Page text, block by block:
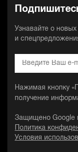
Узнавайте о
и
Нажимая кнопку
получение
Защищено Google
Политика
Условия